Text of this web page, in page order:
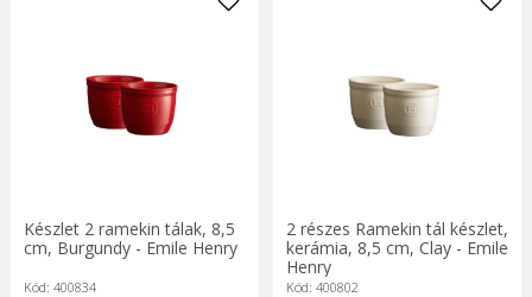
Készlet 2 ramekin tálak, 8,5
cm, Burgundy - Emile Henry
Kód: 400834
2 részes Ramekin tál készlet,
kerámia, 8,5 cm, Clay - Emile
Henry
Kód: 400802